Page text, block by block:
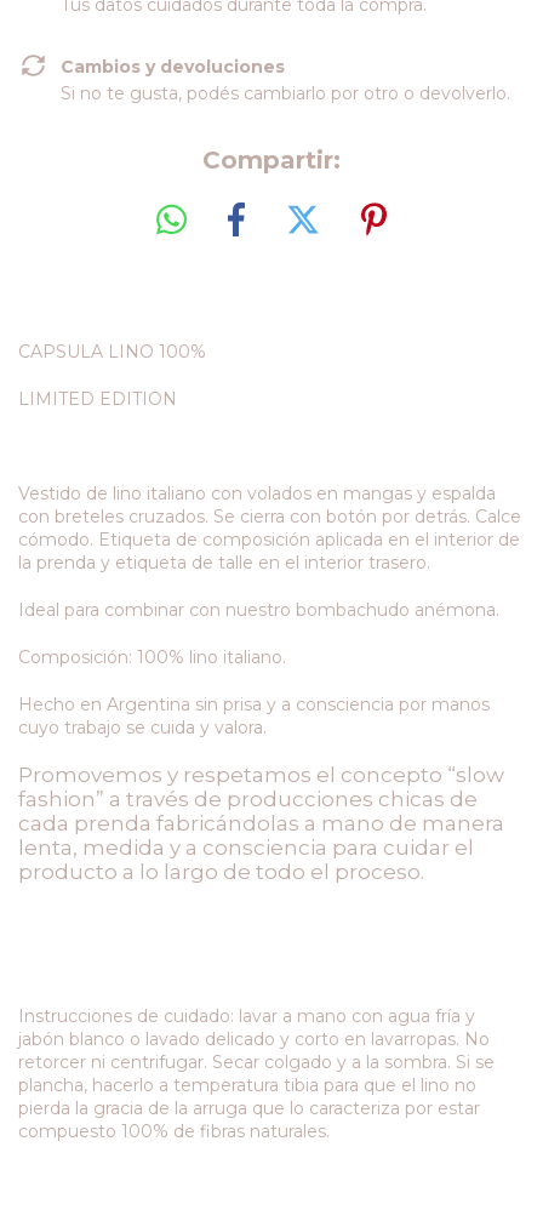
Tus datos cuidados durante toda la compra.
Cambios y devoluciones
Si no te gusta, podés cambiarlo por otro o devolverlo.
Compartir:
CAPSULA LINO 100%
LIMITED EDITION
Vestido de lino italiano con volados en mangas y espalda
con breteles cruzados. Se cierra con botón por detrás. Calce
cómodo. Etiqueta de composición aplicada en el interior de
la prenda y etiqueta de talle en el interior trasero.
Ideal para combinar con nuestro bombachudo anémona.
Composición: 100% lino italiano.
Hecho en Argentina sin prisa y a consciencia por manos
cuyo trabajo se cuida y valora.
Promovemos y respetamos el concepto “slow
fashion” a través de producciones chicas de
cada prenda fabricándolas a mano de manera
lenta, medida y a consciencia para cuidar el
producto a lo largo de todo el proceso.
Instrucciones de cuidado: lavar a mano con agua fría y
jabón blanco o lavado delicado y corto en lavarropas. No
retorcer ni centrifugar. Secar colgado y a la sombra. Si se
plancha, hacerlo a temperatura tibia para que el lino no
pierda la gracia de la arruga que lo caracteriza por estar
compuesto 100% de fibras naturales.